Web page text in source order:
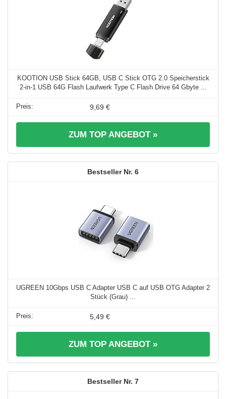
KOOTION USB Stick 64GB, USB C Stick OTG 2.0 Speicherstick
2-in-1 USB 64G Flash Laufwerk Type C Flash Drive 64 Gbyte ...
9,69 €
ZUM TOP ANGEBOT »
6
UGREEN 10Gbps USB C Adapter USB C auf USB OTG Adapter 2
Stück (Grau) ...
5,49 €
ZUM TOP ANGEBOT »
7